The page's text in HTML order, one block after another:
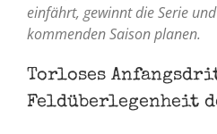
einfährt, gewinnt die Serie
kommenden Saison planen.
Torloses
Feldüberlegenheit